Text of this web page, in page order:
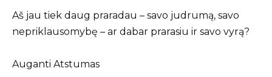
Aš jau tiek daug praradau – savo judrumą, savo
nepriklausomybę – ar dabar prarasiu ir savo vyrą?
Auganti Atstumas